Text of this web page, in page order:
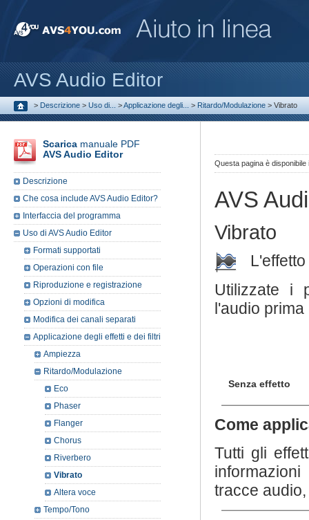
AVS Audio Editor
> Descrizione > Uso di... >Applicazione degli... > Ritardo/Modulazione > Vibrato
Questa pagina è
AVS
Vibrato
L'effetto
Utilizzate i
l'audio
Senza effetto
Come
Tutti gli
tracce
Scarica manuale PDF
AVS Audio Editor
Descrizione
Che cosa include AVS Audio Editor?
Interfaccia del programma
Uso di AVS Audio Editor
Formati supportati
Operazioni con file
Riproduzione e registrazione
Opzioni di modifica
Modifica dei canali separati
Applicazione degli effetti e dei filtri
Ampiezza
Ritardo/Modulazione
Eco
Phaser
Flanger
Chorus
Riverbero
Vibrato
Altera voce
Tempo/Tono